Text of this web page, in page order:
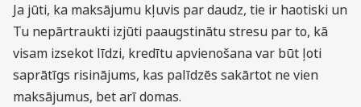
Ja jūti, ka maksājumu kļuvis par daudz, tie ir haotiski un
Tu nepārtraukti izjūti paaugstinātu stresu par to, kā
visam izsekot līdzi, kredītu apvienošana var būt ļoti
saprātīgs risinājums, kas palīdzēs sakārtot ne vien
maksājumus, bet arī domas.